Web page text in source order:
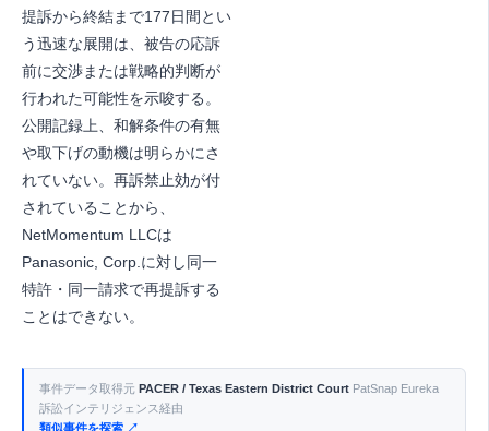
提訴から終結まで177日間とい
う迅速な展開は、被告の応訴
前に交渉または戦略的判断が
行われた可能性を示唆する。
公開記録上、和解条件の有無
や取下げの動機は明らかにさ
れていない。再訴禁止効が付
されていることから、
NetMomentum LLCは
Panasonic, Corp.に対し同一
特許・同一請求で再提訴する
ことはできない。
事件データ取得元 PACER / Texas Eastern District Court PatSnap Eureka
訴訟インテリジェンス経由
類似事件を探索 ↗